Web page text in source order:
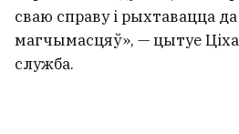
сваю справу і рыхтавацца
магчымасцяў», — цытуе
служба.